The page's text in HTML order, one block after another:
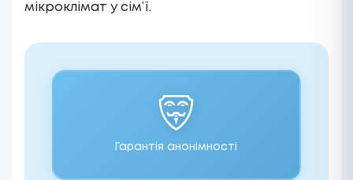
мікроклімат у сім’ї.
Гарантія анонімності